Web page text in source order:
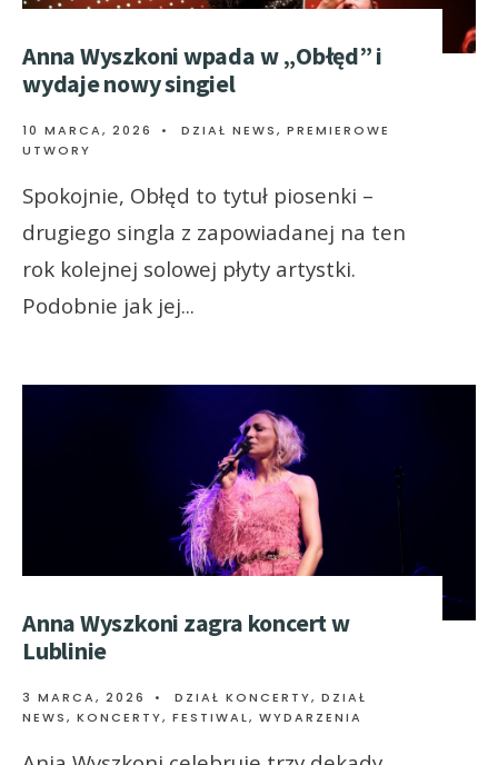
Anna Wyszkoni wpada w „Obłęd” i
wydaje nowy singiel
10 MARCA, 2026 • DZIAŁ NEWS, PREMIEROWE
UTWORY
Spokojnie, Obłęd to tytuł piosenki –
drugiego singla z zapowiadanej na ten
rok kolejnej solowej płyty artystki.
Podobnie jak jej...
Anna Wyszkoni zagra koncert w
Lublinie
3 MARCA, 2026 • DZIAŁ KONCERTY, DZIAŁ
NEWS, KONCERTY, FESTIWAL, WYDARZENIA